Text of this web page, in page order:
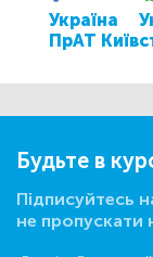
Україна
ПрАТ
Будьте в
Підписуйтесь
не пропускати